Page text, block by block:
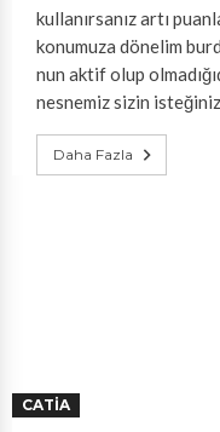
kullanırsanız artı
konumuza dönelim
nun aktif olup
nesnemiz sizin
Daha Fazla
CATIA